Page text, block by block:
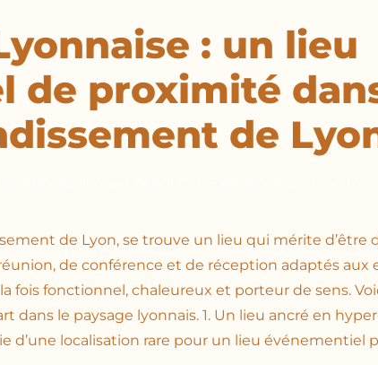
: un lieu
de proximité
de
de Lyon, se trouve un lieu qui mérite d’être
de conférence et de réception adaptés aux
fois fonctionnel, chaleureux et porteur de sens.
dans le paysage lyonnais. 1. Un lieu ancré en
d’une localisation rare pour un lieu événementiel